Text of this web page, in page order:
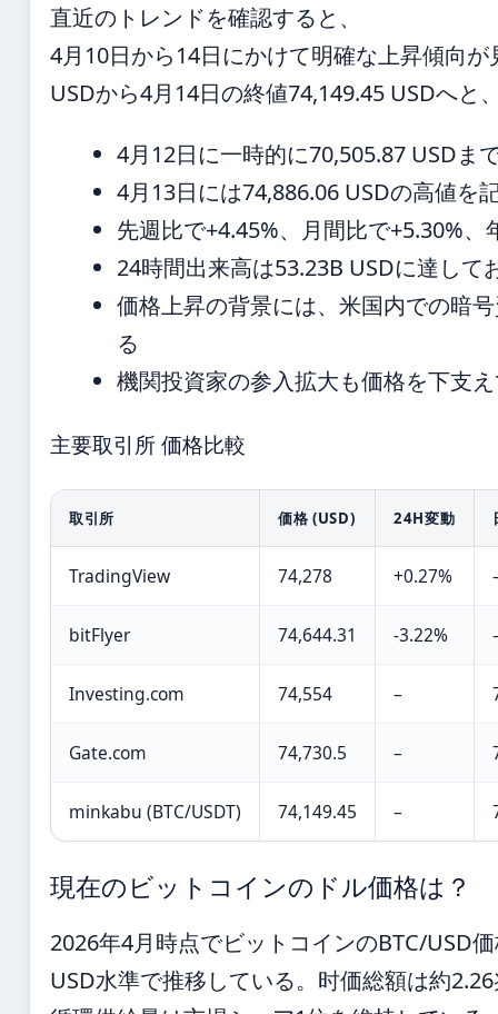
直近のトレンドを確認すると、
4月10日から14日にかけて明確な上昇傾向
USDから4月14日の終値74,149.45 USDへと
4月12日に一時的に70,505.87 USDま
4月13日には74,886.06 USDの高値を
先週比で+4.45%、月間比で+5.30%
24時間出来高は53.23B USDに達し
価格上昇の背景には、米国内での暗
る
機関投資家の参入拡大も価格を下支
主要取引所 価格比較
取引所 価格 (USD) 24H変動
TradingView 74,278 +0.27%
bitFlyer 74,644.31 -3.22%
Investing.com 74,554 –
Gate.com 74,730.5 –
minkabu (BTC/USDT) 74,149.45 –
現在のビットコインのドル価格は？
2026年4月時点でビットコインのBTC/USD
USD水準で推移している。时価総額は約